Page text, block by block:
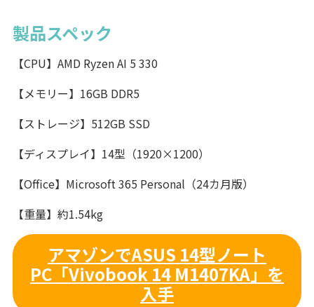
製品スペック
【CPU】AMD Ryzen AI 5 330
【メモリー】16GB DDR5
【ストレージ】512GB SSD
【ディスプレイ】14型（1920×1200）
【Office】Microsoft 365 Personal（24カ月版）
【重量】約1.54kg
アマゾンでASUS 14型ノート
PC「Vivobook 14 M1407KA」を
入手